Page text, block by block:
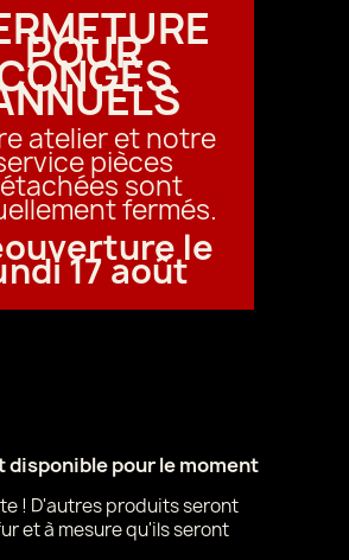
POUR
atelier et notre
pièces
sont
fermés.
le
17 août
disponible pour le moment
! D'autres produits seront
et à mesure qu'ils seront